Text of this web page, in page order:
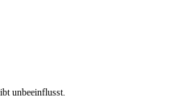
unbeeinflusst.